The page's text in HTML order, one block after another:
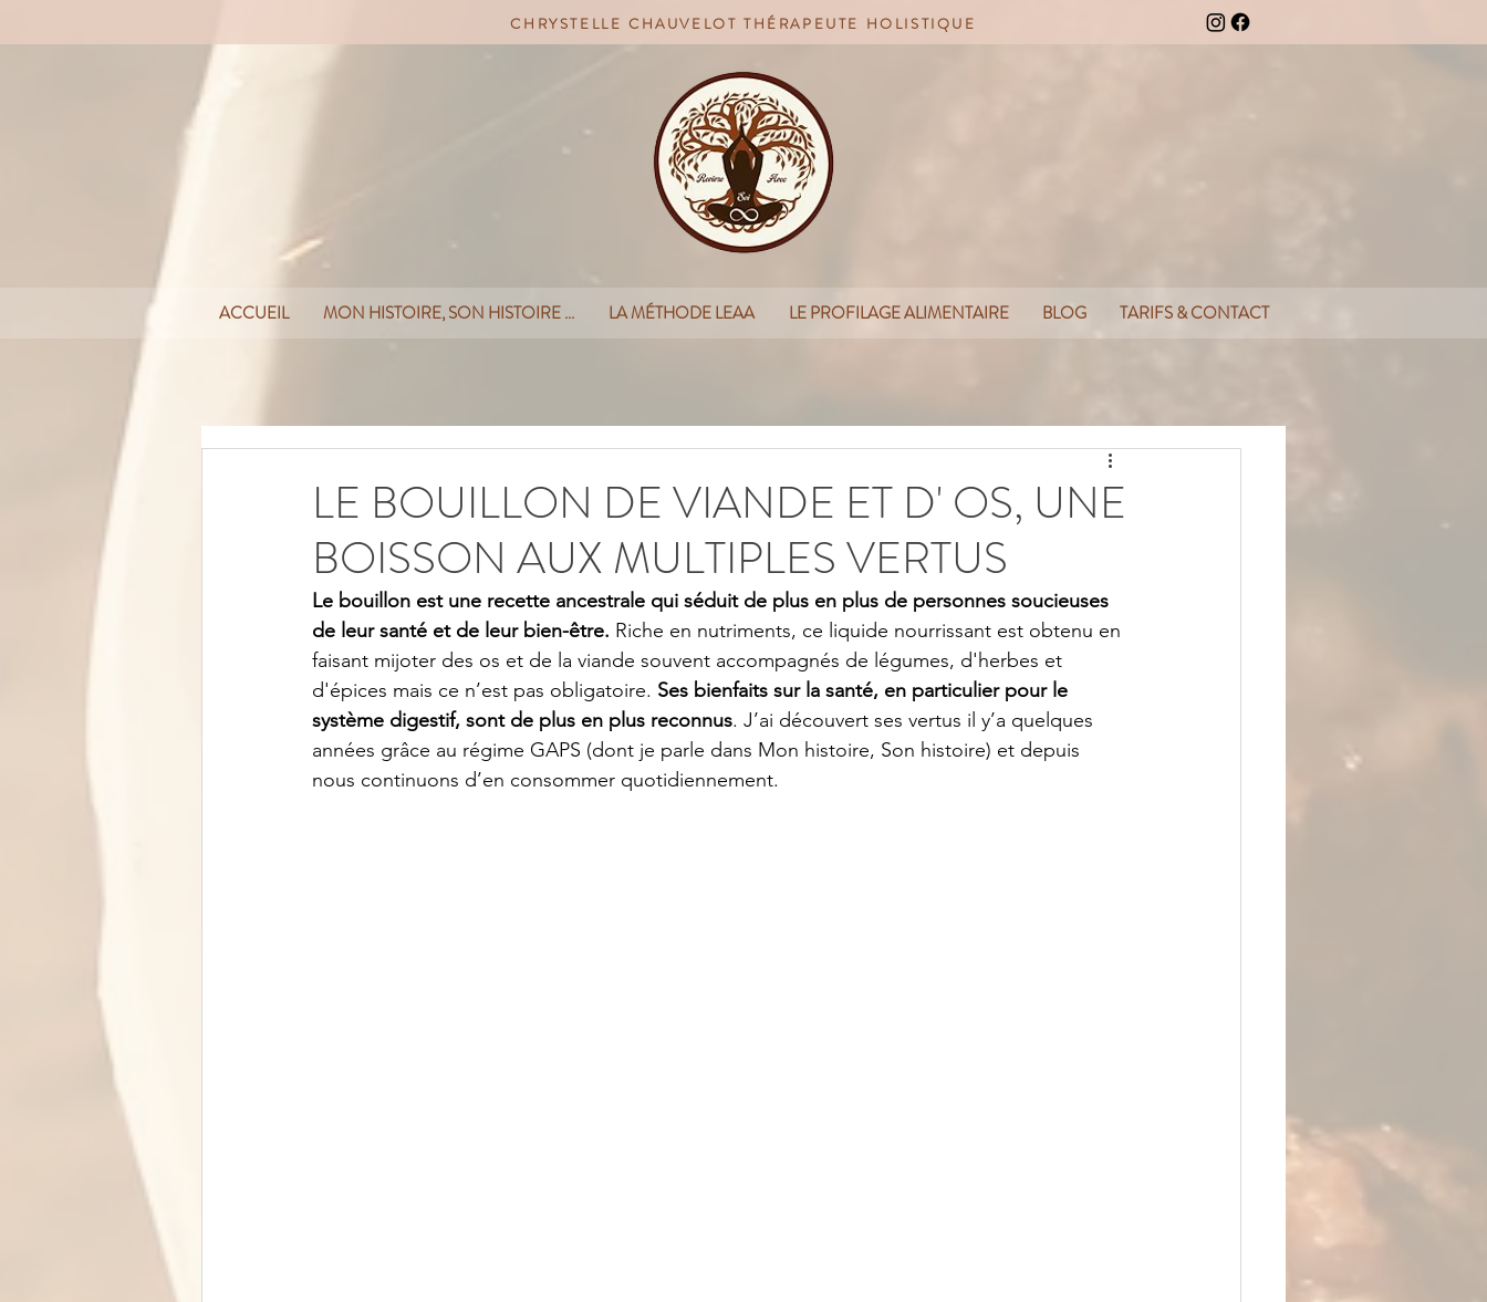
CHRYSTELLE CHAUVELOT THÉRAPEUTE HOLISTIQUE
ACCUEIL MON HISTOIRE, SON HISTOIRE ... LA MÉTHODE LEAA LE PROFILAGE ALIMENTAIRE BLOG TARIFS & CONTACT
LE BOUILLON DE VIANDE ET D' OS, UNE
BOISSON AUX MULTIPLES VERTUS
Le bouillon est une recette ancestrale qui séduit de plus en plus de personnes soucieuses
de leur santé et de leur bien-être. Riche en nutriments, ce liquide nourrissant est obtenu en
faisant mijoter des os et de la viande souvent accompagnés de légumes, d'herbes et
d'épices mais ce n’est pas obligatoire. Ses bienfaits sur la santé, en particulier pour le
système digestif, sont de plus en plus reconnus. J’ai découvert ses vertus il y’a quelques
années grâce au régime GAPS (dont je parle dans Mon histoire, Son histoire) et depuis
nous continuons d’en consommer quotidiennement.